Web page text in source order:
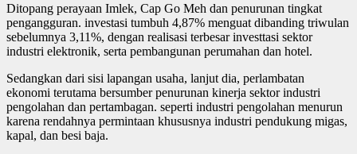
Ditopang perayaan Imlek, Cap Go Meh dan penurunan tingkat
pengangguran. investasi tumbuh 4,87% menguat dibanding triwulan
sebelumnya 3,11%, dengan realisasi terbesar investtasi sektor
industri elektronik, serta pembangunan perumahan dan hotel.
Sedangkan dari sisi lapangan usaha, lanjut dia, perlambatan
ekonomi terutama bersumber penurunan kinerja sektor industri
pengolahan dan pertambagan. seperti industri pengolahan menurun
karena rendahnya permintaan khususnya industri pendukung migas,
kapal, dan besi baja.